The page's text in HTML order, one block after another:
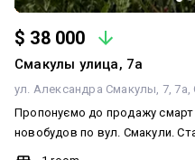
$ 38 000
Смакулы улица, 7а
ул. Александра Смакулы, 7, 7а
Пропонуємо до продажу смарт
новобудов по вул. Смакули.
Встановлено вікна, вхідні